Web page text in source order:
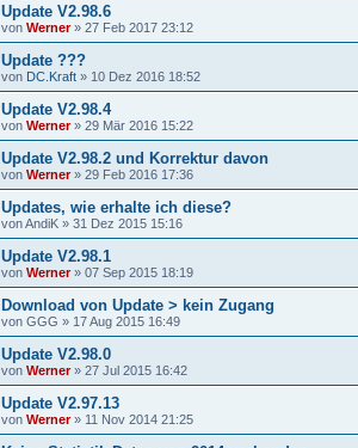
Update V2.98.6
von Werner» 27 Feb 2017 23:12
Update ???
von DC.Kraft » 10 Dez 2016 18:52
Update V2.98.4
von Werner» 29 Mär 2016 15:22
Update V2.98.2 und Korrektur davon
von Werner» 29 Feb 2016 17:36
Updates, wie erhalte ich diese?
vonAndiK » 31 Dez 2015 15:16
Update V2.98.1
von Werner» 07 Sep 2015 18:19
Download von Update > kein Zugang
von GGG » 17 Aug 2015 16:49
Update V2.98.0
von Werner» 27 Jul 2015 16:42
Update V2.97.13
von Werner» 11 Nov 2014 21:25